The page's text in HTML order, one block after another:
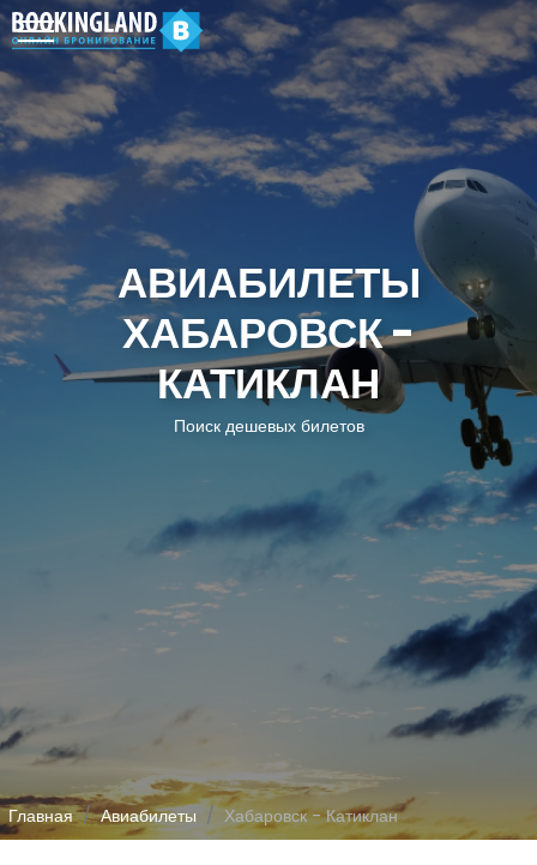
АВИАБИЛЕТЫ
ХАБАРОВСК -
КАТИКЛАН
Поиск дешевых билетов
Главная Авиабилеты Хабаровск - Катиклан